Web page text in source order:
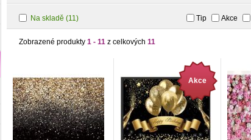
Na skladě (11) Tip Akce
Zobrazené produkty 1 - 11 z celkových 11
Akce